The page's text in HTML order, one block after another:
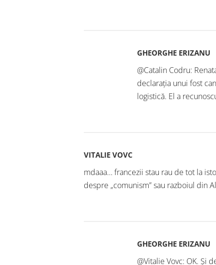
GHEORGHE ERIZANU
@Catalin Codru:
declarația unui fost
logistică. El a
VITALIE VOVC
mdaaa… francezii stau rau de tot la
despre „comunism” sau razboiul din
GHEORGHE ERIZANU
@Vitalie Vovc: OK. Și